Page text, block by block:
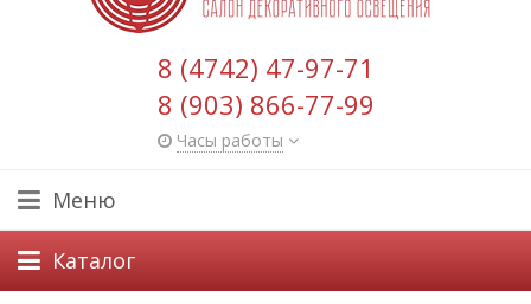
8 (4742) 47-97-71
8 (903) 866-77-99
Часы работы
Меню
Каталог